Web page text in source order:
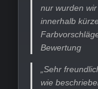
nur wurden
innerhalb
Bewertung
„Sehr
wie